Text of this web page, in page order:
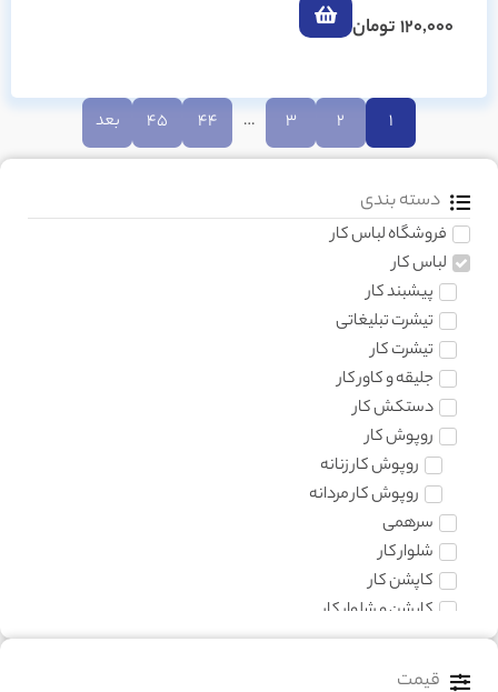
دسته بندی
فروشگاه لباس کار
لباس کار
پیشبند کار
تیشرت تبلیغاتی
تیشرت کار
جلیقه و کاور کار
دستکش کار
روپوش کار
روپوش کار زنانه
روپوش کار مردانه
سرهمی
شلوار کار
کاپشن کار
کاپشن و شلوار کار
کفش کار
کلاه کار
قیمت
120,000تومان
1
2
3
…
44
45 بعد